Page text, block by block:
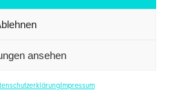
ansehen
Impressum